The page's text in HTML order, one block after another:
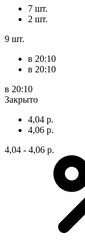
7 шт.
2 шт.
9 шт.
в 20:10
в 20:10
в 20:10
Закрыто
4,04 р.
4,06 р.
4,04 - 4,06 р.